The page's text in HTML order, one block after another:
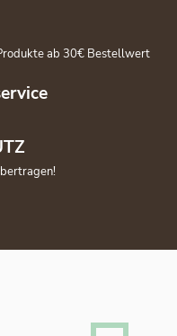
ab 30€ Bestellwert